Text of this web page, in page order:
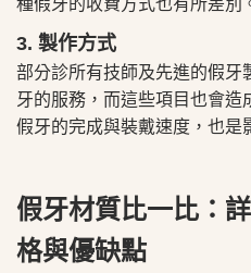
種假牙的收費方式也有所差別
3. 製作方式
部分診所有技師及先進的假牙
牙的服務，而這些項目也會
假牙的完成與裝戴速度，也是
假牙材質比一比：
格與優缺點